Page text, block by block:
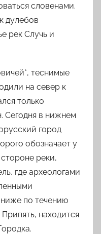
словенами.
дулебов
рек Случь и
, теснимые
на север к
только
Сегодня в нижнем
город
обозначает у
реки,
где археологами
по течению
находится
.